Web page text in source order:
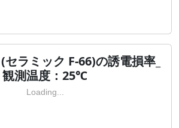
ラミック F-66)の誘電損率_
観測温度：25℃
Loading...